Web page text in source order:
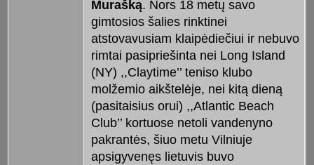
Murašką. Nors 18 metų savo
gimtosios šalies rinktinei
atstovavusiam klaipėdiečiui ir nebuvo
rimtai pasipriešinta nei Long Island
(NY) ,,Claytime’’ teniso klubo
molžemio aikštelėje, nei kitą dieną
(pasitaisius orui) ,,Atlantic Beach
Club’’ kortuose netoli vandenyno
pakrantės, šiuo metu Vilniuje
apsigyvenęs lietuvis buvo